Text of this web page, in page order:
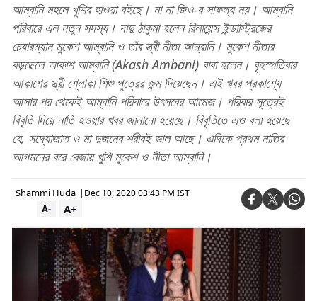
আম্বানি মহলে খুশির হাওয়া বইছে। না না জিও-র সাফল্য নয়। আম্বানি
পরিবারে এল নতুন সদস্য। দাদু ঠাকুমা হলেন রিলায়েন্স ইন্ডাস্ট্রিজের
চেয়ারম্যান মুকেশ আম্বানি ও তাঁর স্ত্রী নীতা আম্বানি। মুকেশ নীতার
বড়ছেলে আকাশ আম্বানি (Akash Ambani) বাবা হলেন। বৃহস্পতিবার
আকাশের স্ত্রী শ্লোকা শিশু পুত্রের জন্ম দিয়েছেন। এই খবর প্রকাশ্যে
আসার পর থেকেই আম্বানি পরিবারে উৎসবের আমেজ। পরিবার সূত্রেই
বিবৃতি দিয়ে নাতি হওয়ার খবর জানানো হয়েছে। বিবৃতিতে এও বলা হয়েছে
যে, সদ্যোজাত ও মা দুজনের শরীরই ভাল আছে। এদিকে প্রথম নাতির
আগমনের বরে বেজায় খুশি মুকেশ ও নীতা আম্বানি।
Shammi Huda | Dec 10, 2020 03:43 PM IST
A+
A-